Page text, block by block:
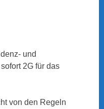
und
2G für das
von den Regeln